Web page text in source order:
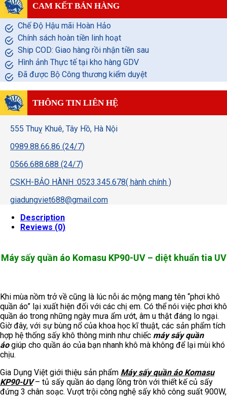
CAM KẾT BÁN HÀNG
Chế Độ Hậu mãi Hoàn Hảo
Chính sách hoàn tiền linh hoạt
Ship COD: Giao hàng rồi nhận tiền sau
Hình ảnh Thực tế tại kho hàng GDV
Đã được Bộ Công thương kiểm duyệt
THÔNG TIN LIÊN HỆ
555 Thuỵ Khuê, Tây Hồ, Hà Nội
0989.88.66.86 (24/7)
0566.688.688 (24/7)
CSKH-BẢO HÀNH :0523.345.678( hành chính )
giadungviet688@gmail.com
Description
Reviews (0)
Máy sấy quần áo Komasu KP90-UV – diệt khuẩn tia UV
Khi mùa nồm trở về cũng là lúc nỗi ác mộng mang tên “phơi khô
quần áo” lại xuất hiện đối với các chị em. Có thể nói việc phơi khô
quần áo trong những ngày mưa ẩm ướt, âm u thật đáng lo ngại.
Giờ đây, với sự bùng nổ của khoa học kĩ thuật, các sản phẩm tích
hợp hệ thống sấy khô thông minh như chiếc máy sấy quần
áogiúp cho quần áo của bạn nhanh khô mà không để lại mùi khó
chịu.
Gia Dụng Việt giới thiệu sản phẩm Máy sấy quần áo Komasu
KP90-UV – tủ sấy quần áo dạng lồng tròn với thiết kế củ sấy
đứng 3 chân soạc. Vượt trội công nghệ sấy khô công suất 900W,